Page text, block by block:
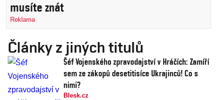
musíte znát
Reklama
Články z jiných titulů
Šéf Vojenského zpravodajství v Hráčích: Zamíří
sem ze zákopů desetitisíce Ukrajinců! Co s
nimi?
Blesk.cz